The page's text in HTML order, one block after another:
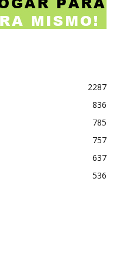
2287
836
785
757
637
536